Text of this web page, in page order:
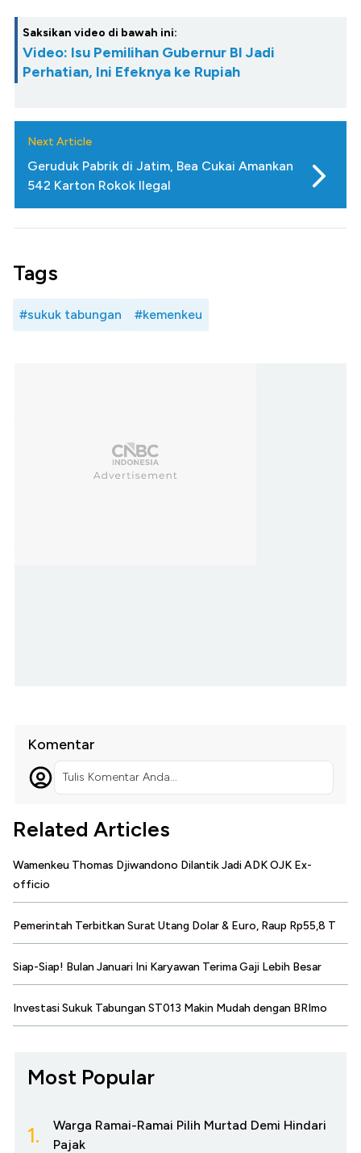
Saksikan video di bawah ini:
Video: Isu Pemilihan Gubernur BI Jadi
Perhatian, Ini Efeknya ke Rupiah
Next Article
Geruduk Pabrik di Jatim, Bea Cukai Amankan
542 Karton Rokok Ilegal
Tags
#sukuk tabungan #kemenkeu
Komentar
Tulis Komentar Anda...
Related Articles
Wamenkeu Thomas Djiwandono Dilantik Jadi ADK OJK Ex-
officio
Pemerintah Terbitkan Surat Utang Dolar & Euro, Raup Rp55,8 T
Siap-Siap! Bulan Januari Ini Karyawan Terima Gaji Lebih Besar
Investasi Sukuk Tabungan ST013 Makin Mudah dengan BRImo
Most Popular
1.
Warga Ramai-Ramai Pilih Murtad Demi Hindari
Pajak